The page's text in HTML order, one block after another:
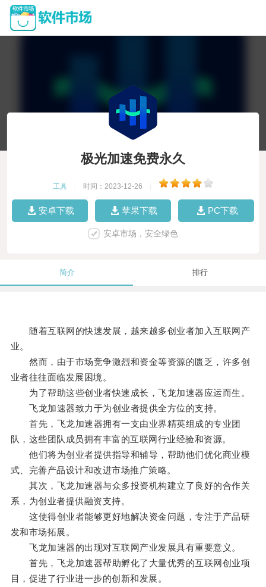
极光加速免费永久
工具 时间：2023-12-26
安卓下载 苹果下载 PC下载
安卓市场，安全绿色
简介 排行
随着互联网的快速发展，越来越多创业者加入互联网产
业。
然而，由于市场竞争激烈和资金等资源的匮乏，许多创
业者往往面临发展困境。
为了帮助这些创业者快速成长，飞龙加速器应运而生。
飞龙加速器致力于为创业者提供全方位的支持。
首先，飞龙加速器拥有一支由业界精英组成的专业团
队，这些团队成员拥有丰富的互联网行业经验和资源。
他们将为创业者提供指导和辅导，帮助他们优化商业模
式、完善产品设计和改进市场推广策略。
其次，飞龙加速器与众多投资机构建立了良好的合作关
系，为创业者提供融资支持。
这使得创业者能够更好地解决资金问题，专注于产品研
发和市场拓展。
飞龙加速器的出现对互联网产业发展具有重要意义。
首先，飞龙加速器帮助孵化了大量优秀的互联网创业项
目，促进了行业进一步的创新和发展。